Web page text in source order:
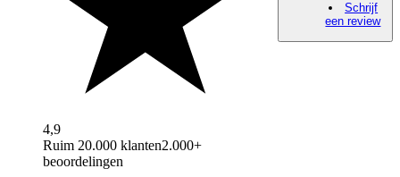
4,9
Ruim 20.000 klanten2.000+
beoordelingen
Schrijf
een review